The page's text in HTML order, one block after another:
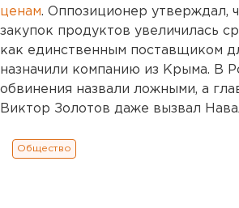
ценам. Оппозиционер утверждал,
закупок продуктов увеличилась
как единственным поставщиком
назначили компанию из Крыма. В
обвинения назвали ложными, а
Виктор Золотов даже вызвал
Общество